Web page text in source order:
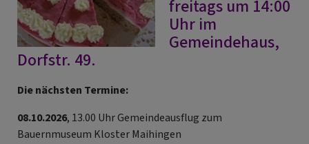
freitags um 14:00
Uhr im
Gemeindehaus,
Dorfstr. 49.
Die nächsten Termine:
08.10.2026, 13.00 Uhr Gemeindeausflug zum
Bauernmuseum Kloster Maihingen